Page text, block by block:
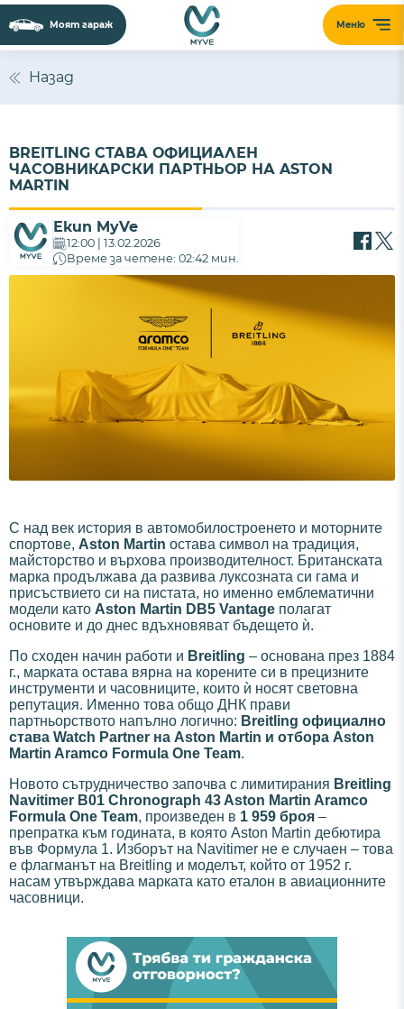
Меню
Моят гараж
Назад
BREITLING СТАВА ОФИЦИАЛЕН
ЧАСОВНИКАРСКИ ПАРТНЬОР НА ASTON
MARTIN
Екип MyVe
12:00 | 13.02.2026
Време за четене: 02:42 мин.
С над век история в автомобилостроенето и моторните
спортове, Aston Martin остава символ на традиция,
майсторство и върхова производителност. Британската
марка продължава да развива луксозната си гама и
присъствието си на пистата, но именно емблематични
модели като Aston Martin DB5 Vantage полагат
основите и до днес вдъхновяват бъдещето ѝ.
По сходен начин работи и Breitling – основана през 1884
г., марката остава вярна на корените си в прецизните
инструменти и часовниците, които ѝ носят световна
репутация. Именно това общо ДНК прави
партньорството напълно логично: Breitling официално
става Watch Partner на Aston Martin и отбора Aston
Martin Aramco Formula One Team.
Новото сътрудничество започва с лимитирания Breitling
Navitimer B01 Chronograph 43 Aston Martin Aramco
Formula One Team, произведен в 1 959 броя –
препратка към годината, в която Aston Martin дебютира
във Формула 1. Изборът на Navitimer не е случаен – това
е флагманът на Breitling и моделът, който от 1952 г.
насам утвърждава марката като еталон в авиационните
часовници.